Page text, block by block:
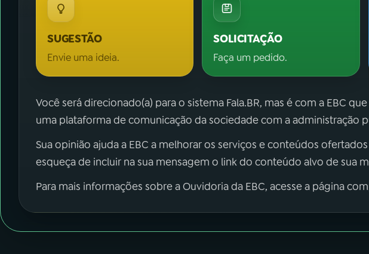
SUGESTÃO
Envie uma ideia.
SOLICITAÇÃO
Faça um pedido.
Você será direcionado(a) para o sistema Fala.BR, mas é com a EBC
uma plataforma de comunicação da sociedade com a administração
Sua opinião ajuda a EBC a melhorar os serviços e conteúdos
esqueça de incluir na sua mensagem o link do conteúdo alvo de sua
Para mais informações sobre a Ouvidoria da EBC, acesse a página